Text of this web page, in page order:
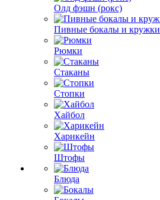
Олд фэшн (рокс)
Пивные бокалы и кружки
Рюмки
Стаканы
Стопки
Хайбол
Харикейн
Штофы
Блюда